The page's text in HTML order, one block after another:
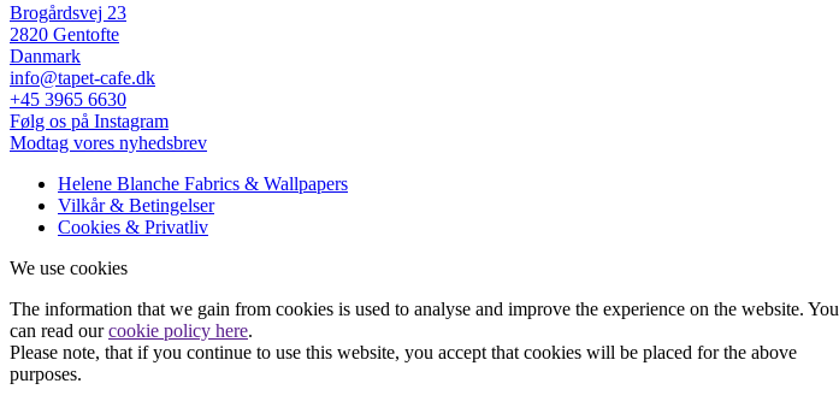
Brogårdsvej 23
2820 Gentofte
Danmark
info@tapet-cafe.dk
+45 3965 6630
Følg os på Instagram
Modtag vores nyhedsbrev
Helene Blanche Fabrics & Wallpapers
Vilkår & Betingelser
Cookies & Privatliv
We use cookies
The information that we gain from cookies is used to analyse and improve the experience on the website. You
can read ourcookie policy here.
Please note, that if you continue to use this website, you accept that cookies will be placed for the above
purposes.